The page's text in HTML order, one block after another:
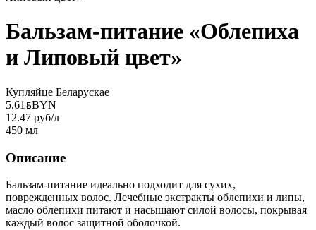
Бальзам-питание «Облепиха
и Липовый цвет»
Купляйце Беларускае
5.61BYNBYN
12.47 руб/л
450 мл
Описание
Бальзам-питание идеально подходит для сухих,
поврежденных волос. Лечебные экстракты облепихи и липы,
масло облепихи питают и насыщают силой волосы, покрывая
каждый волос защитной оболочкой.